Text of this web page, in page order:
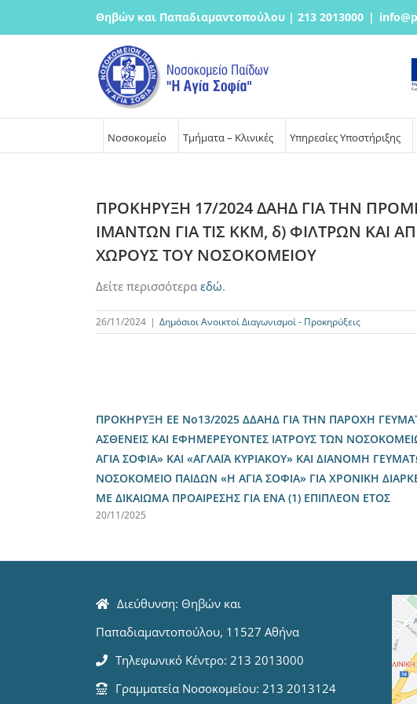
Θηβών και Παπαδιαμαντοπούλου | 213 2013000 |
Νοσοκομείο Τμήματα – Κλινικές Υπηρεσίες Υποστήριξης
ΠΡΟΚΗΡΥΞΗ 17/2024 ΔΑΗΔ ΓΙΑ ΤΗΝ
ΙΜΑΝΤΩΝ ΓΙΑ ΤΙΣ ΚΚΜ, δ) ΦΙΛΤΡΩΝ ΚΑΙ
ΧΩΡΟΥΣ ΤΟΥ ΝΟΣΟΚΟΜΕΙΟΥ
Δείτε περισσότερα εδώ.
26/11/2024 | Δημόσιοι Ανοικτοί Διαγωνισμοί - Προκηρύξεις
ΠΡΟΚΗΡΥΞΗ ΕΕ Νο13/2025 ΔΔΑΗΔ ΓΙΑ ΤΗΝ ΠΑΡΟΧΗ
ΑΣΘΕΝΕΙΣ ΚΑΙ ΕΦΗΜΕΡΕΥΟΝΤΕΣ ΙΑΤΡΟΥΣ ΤΩΝ
ΑΓΙΑ ΣΟΦΙΑ» ΚΑΙ «ΑΓΛΑΪΑ ΚΥΡΙΑΚΟΥ» ΚΑΙ ΔΙΑΝΟΜΗ
ΝΟΣΟΚΟΜΕΙΟ ΠΑΙΔΩΝ «Η ΑΓΙΑ ΣΟΦΙΑ» ΓΙΑ ΧΡΟΝΙΚΗ
ΜΕ ΔΙΚΑΙΩΜΑ ΠΡΟΑΙΡΕΣΗΣ ΓΙΑ ΕΝΑ (1) ΕΠΙΠΛΕΟΝ ΕΤΟΣ
20/11/2025
Διεύθυνση: Θηβών και
Παπαδιαμαντοπούλου, 11527 Αθήνα
Τηλεφωνικό Κέντρο: 213 2013000
Γραμματεία Νοσοκομείου: 213 2013124